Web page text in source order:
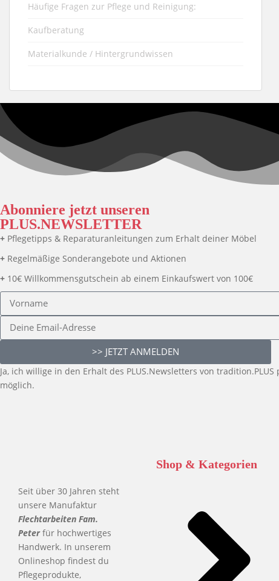
Häufige Fragen zur Pflege und Reinigung:
Kaufberatung
Materialkunde / Hintergrundwissen
Abonniere jetzt unseren
PLUS.NEWSLETTER
+ Pflegetipps & Reparaturanleitungen zum Erhalt deiner Möbel
+ Regelmäßige Sonderangebote und Aktionen
+ 10€ Willkommensgutschein ab einem Einkaufswert von 100€
>> JETZT ANMELDEN
Ja, ich willige in den Erhalt des PLUS.Newsletters von
möglich.
Seit über 30 Jahren steht
unsere Manufaktur
Flechtarbeiten Fam.
Peterfür hochwertiges
Handwerk. In unserem
Onlineshop findest du
Pflegeprodukte,
Shop & Kategorien